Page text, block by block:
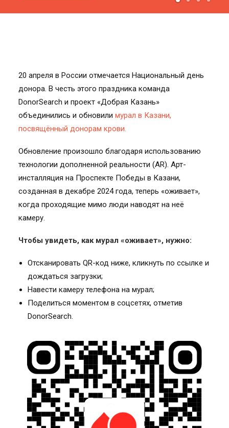
20 апреля в России отмечается Национальный день
донора. В честь этого праздника команда
DonorSearch и проект «Добрая Казань»
объединились и обновили мурал в Казани,
посвящённый донорам крови.
Обновление произошло благодаря использованию
технологии дополненной реальности (AR). Арт-
инсталляция на Проспекте Победы в Казани,
созданная в декабре 2024 года, теперь «оживает»,
когда проходящие мимо люди наводят на неё
камеру.
Чтобы увидеть, как мурал «оживает», нужно:
Отсканировать QR-код ниже, кликнуть по ссылке и
дождаться загрузки;
Навести камеру телефона на мурал;
Поделиться моментом в соцсетях, отметив
DonorSearch.